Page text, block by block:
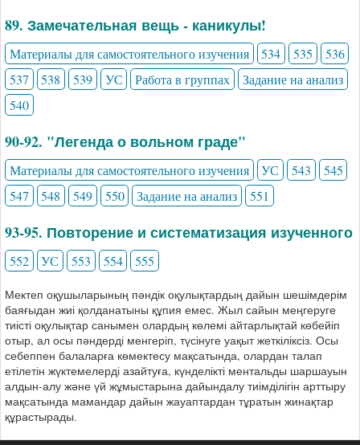
89. Замечательная вещь - каникулы!
Материалы для самостоятельного изучения 534 535
536
537
538 539 УС Работа в группах
Задание на анализ
540
90-92. "Легенда о вольном граде"
Материалы для самостоятельного изучения УС 543
545
547
548 549 550 Задание на анализ 551
93-95. Повторение и систематизация изученного
552 УС 553 554 555
Мектеп оқушыларының пәндік оқулықтардың дайын шешімдерім
баяғыдан жиі қолданатыны құпия емес. Жыл сайын меңгеруге
тиісті оқулықтар санымен олардың көлемі айтарлықтай көбейіп
отыр, ал осы пәндерді менгеріп, түсінуге уақыт жеткіліксіз. Осы
себеппен балаларға көмектесу мақсатында, олардан талап
етілетін жүктемелерді азайтуға, күнделікті ментальды шаршауын
алдын-алу және үй жұмыстарына дайындалу тиімділігін арттыру
мақсатында мамандар дайын жауаптардан тұратын жинақтар
құрастырады.